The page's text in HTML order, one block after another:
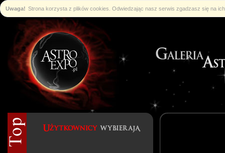
Uwaga! Strona korzysta z plików cookies. Odwiedzając nasz serwis zgadzasz się na